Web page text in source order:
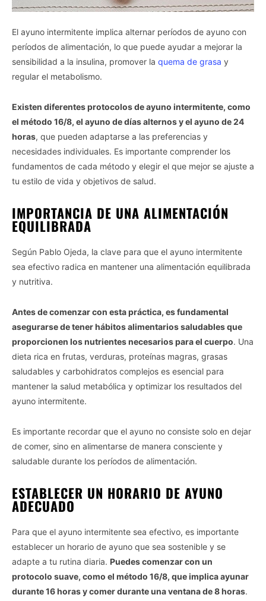
El ayuno intermitente implica alternar períodos de ayuno con
períodos de alimentación, lo que puede ayudar a mejorar la
sensibilidad a la insulina, promover la quema de grasa y
regular el metabolismo.
Existen diferentes protocolos de ayuno intermitente, como
el método 16/8, el ayuno de días alternos y el ayuno de 24
horas, que pueden adaptarse a las preferencias y
necesidades individuales. Es importante comprender los
fundamentos de cada método y elegir el que mejor se ajuste a
tu estilo de vida y objetivos de salud.
IMPORTANCIA DE UNA ALIMENTACIÓN
EQUILIBRADA
Según Pablo Ojeda, la clave para que el ayuno intermitente
sea efectivo radica en mantener una alimentación equilibrada
y nutritiva.
Antes de comenzar con esta práctica, es fundamental
asegurarse de tener hábitos alimentarios saludables que
proporcionen los nutrientes necesarios para el cuerpo. Una
dieta rica en frutas, verduras, proteínas magras, grasas
saludables y carbohidratos complejos es esencial para
mantener la salud metabólica y optimizar los resultados del
ayuno intermitente.
Es importante recordar que el ayuno no consiste solo en dejar
de comer, sino en alimentarse de manera consciente y
saludable durante los períodos de alimentación.
ESTABLECER UN HORARIO DE AYUNO
ADECUADO
Para que el ayuno intermitente sea efectivo, es importante
establecer un horario de ayuno que sea sostenible y se
adapte a tu rutina diaria. Puedes comenzar con un
protocolo suave, como el método 16/8, que implica ayunar
durante 16 horas y comer durante una ventana de 8 horas.